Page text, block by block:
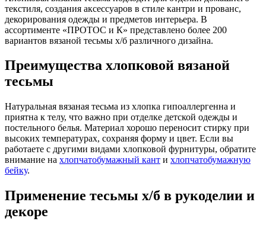
текстиля, создания аксессуаров в стиле кантри и прованс,
декорирования одежды и предметов интерьера. В
ассортименте «ПРОТОС и К» представлено более 200
вариантов вязаной тесьмы х/б различного дизайна.
Преимущества хлопковой вязаной
тесьмы
Натуральная вязаная тесьма из хлопка гипоаллергенна и
приятна к телу, что важно при отделке детской одежды и
постельного белья. Материал хорошо переносит стирку при
высоких температурах, сохраняя форму и цвет. Если вы
работаете с другими видами хлопковой фурнитуры, обратите
внимание на хлопчатобумажный кант и хлопчатобумажную
бейку.
Применение тесьмы х/б в рукоделии и
декоре